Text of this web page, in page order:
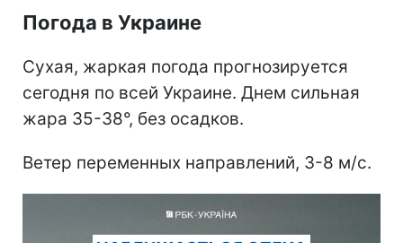
Погода в Украине
Сухая, жаркая погода прогнозируется
сегодня по всей Украине. Днем сильная
жара 35-38°, без осадков.
Ветер переменных направлений, 3-8 м/с.